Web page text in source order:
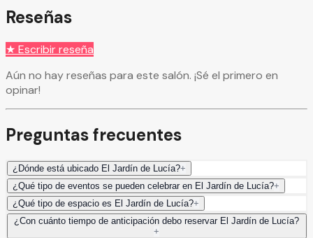
Reseñas
★ Escribir reseña
Aún no hay reseñas para este salón. ¡Sé el primero en
opinar!
Preguntas frecuentes
¿Dónde está ubicado El Jardín de Lucía?+
¿Qué tipo de eventos se pueden celebrar en El Jardín de Lucía?+
¿Qué tipo de espacio es El Jardín de Lucía?+
¿Con cuánto tiempo de anticipación debo reservar El Jardín de Lucía?
+